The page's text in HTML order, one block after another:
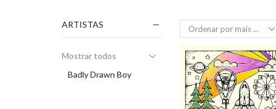
ARTISTAS
Mostrar todos
Badly Drawn Boy